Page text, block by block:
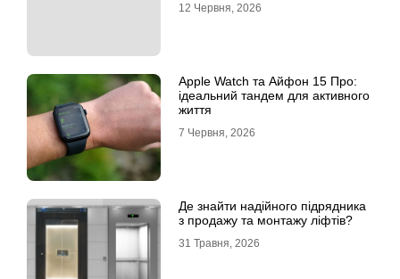
12 Червня, 2026
Apple Watch та Айфон 15 Про:
ідеальний тандем для активного
життя
7 Червня, 2026
Де знайти надійного підрядника
з продажу та монтажу ліфтів?
31 Травня, 2026